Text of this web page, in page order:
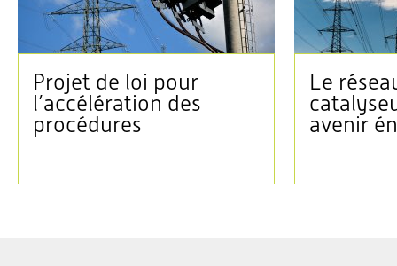
Projet de loi pour
l’accélération des
procédures
Le
avenir